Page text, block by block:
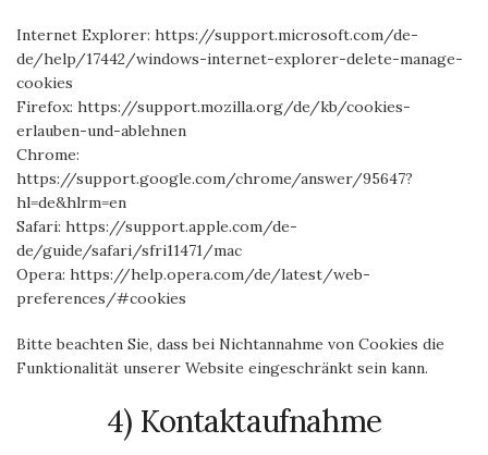
Internet Explorer: https://support.microsoft.com/de-
de/help/17442/windows-internet-explorer-delete-manage-
cookies
Firefox: https://support.mozilla.org/de/kb/cookies-
erlauben-und-ablehnen
Chrome:
https://support.google.com/chrome/answer/95647?
hl=de&hlrm=en
Safari: https://support.apple.com/de-
de/guide/safari/sfri11471/mac
Opera: https://help.opera.com/de/latest/web-
preferences/#cookies
Bitte beachten Sie, dass bei Nichtannahme von Cookies die
Funktionalität unserer Website eingeschränkt sein kann.
4) Kontaktaufnahme